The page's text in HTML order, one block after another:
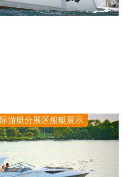
游艇分展区船艇展示